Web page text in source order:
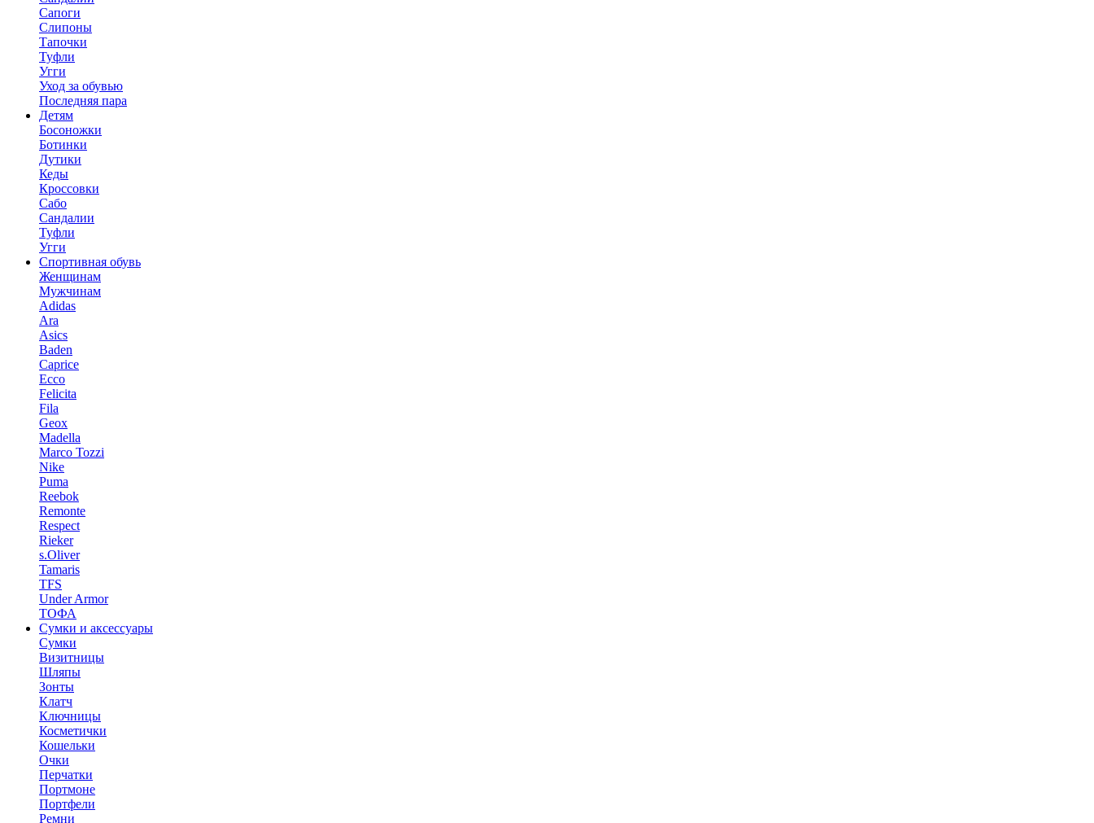
Сапоги
Слипоны
Тапочки
Туфли
Угги
Уход за обувью
Последняя пара
Детям
Босоножки
Ботинки
Дутики
Кеды
Кроссовки
Сабо
Сандалии
Туфли
Угги
Спортивная обувь
Женщинам
Мужчинам
Adidas
Ara
Asics
Baden
Caprice
Ecco
Felicita
Fila
Geox
Madella
Marco Tozzi
Nike
Puma
Reebok
Remonte
Respect
Rieker
s.Oliver
Tamaris
TFS
Under Armor
ТОФА
Сумки и аксессуары
Сумки
Визитницы
Шляпы
Зонты
Клатч
Ключницы
Косметички
Кошельки
Очки
Перчатки
Портмоне
Портфели
Ремни